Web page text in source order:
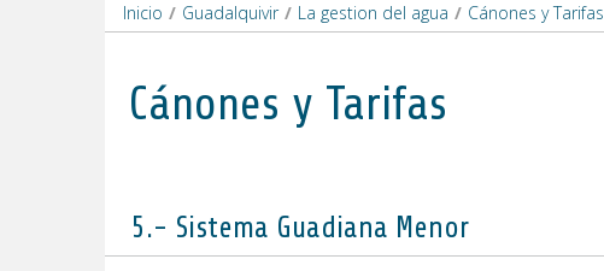
Inicio / Guadalquivir / La gestion del agua / Cánones y Tarifas
Cánones y Tarifas
5.- Sistema Guadiana Menor